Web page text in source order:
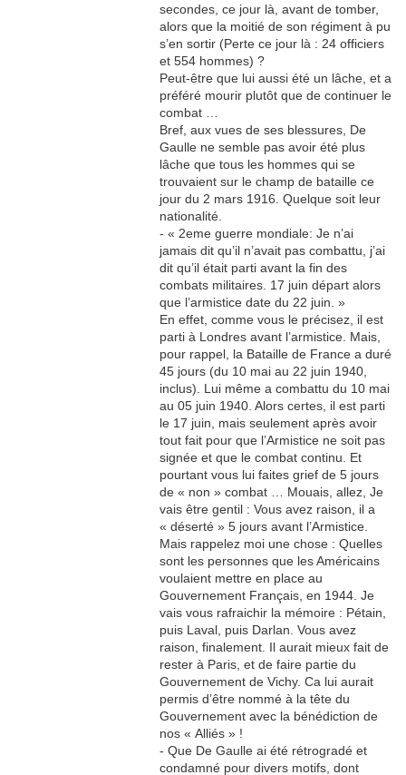
secondes, ce jour là, avant de tomber,
alors que la moitié de son régiment à pu
s’en sortir (Perte ce jour là : 24 officiers
et 554 hommes) ?
Peut-être que lui aussi été un lâche, et a
préféré mourir plutôt que de continuer le
combat …
Bref, aux vues de ses blessures, De
Gaulle ne semble pas avoir été plus
lâche que tous les hommes qui se
trouvaient sur le champ de bataille ce
jour du 2 mars 1916. Quelque soit leur
nationalité.
- « 2eme guerre mondiale: Je n’ai
jamais dit qu’il n’avait pas combattu, j’ai
dit qu’il était parti avant la fin des
combats militaires. 17 juin départ alors
que l’armistice date du 22 juin. »
En effet, comme vous le précisez, il est
parti à Londres avant l’armistice. Mais,
pour rappel, la Bataille de France a duré
45 jours (du 10 mai au 22 juin 1940,
inclus). Lui même a combattu du 10 mai
au 05 juin 1940. Alors certes, il est parti
le 17 juin, mais seulement après avoir
tout fait pour que l’Armistice ne soit pas
signée et que le combat continu. Et
pourtant vous lui faites grief de 5 jours
de « non » combat … Mouais, allez, Je
vais être gentil : Vous avez raison, il a
« déserté » 5 jours avant l’Armistice.
Mais rappelez moi une chose : Quelles
sont les personnes que les Américains
voulaient mettre en place au
Gouvernement Français, en 1944. Je
vais vous rafraichir la mémoire : Pétain,
puis Laval, puis Darlan. Vous avez
raison, finalement. Il aurait mieux fait de
rester à Paris, et de faire partie du
Gouvernement de Vichy. Ca lui aurait
permis d’être nommé à la tête du
Gouvernement avec la bénédiction de
nos « Alliés » !
- Que De Gaulle ai été rétrogradé et
condamné pour divers motifs, dont